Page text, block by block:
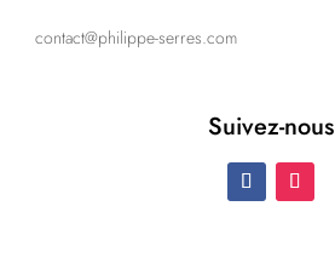
contact@philippe-serres.com
Suivez-nous